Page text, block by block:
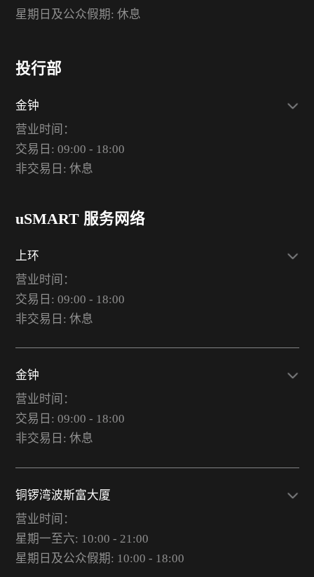
星期日及公众假期: 休息
投行部
金钟
营业时间：
交易日: 09:00 - 18:00
非交易日: 休息
uSMART 服务网络
上环
营业时间：
交易日: 09:00 - 18:00
非交易日: 休息
金钟
营业时间：
交易日: 09:00 - 18:00
非交易日: 休息
铜锣湾波斯富大厦
营业时间：
星期一至六: 10:00 - 21:00
星期日及公众假期: 10:00 - 18:00